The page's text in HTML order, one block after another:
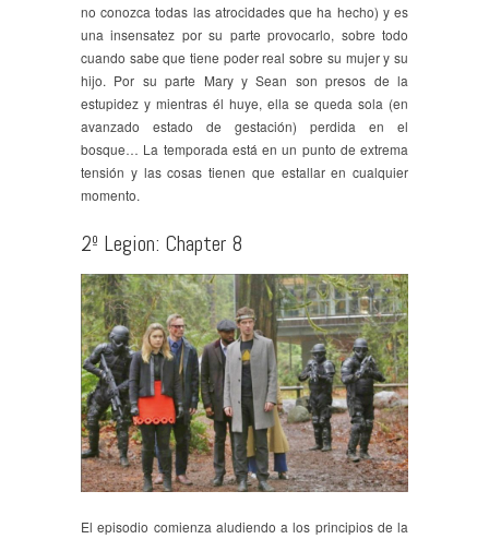
no conozca todas las atrocidades que ha hecho) y es
una insensatez por su parte provocarlo, sobre todo
cuando sabe que tiene poder real sobre su mujer y su
hijo. Por su parte Mary y Sean son presos de la
estupidez y mientras él huye, ella se queda sola (en
avanzado estado de gestación) perdida en el
bosque… La temporada está en un punto de extrema
tensión y las cosas tienen que estallar en cualquier
momento.
2º Legion: Chapter 8
El episodio comienza aludiendo a los principios de la